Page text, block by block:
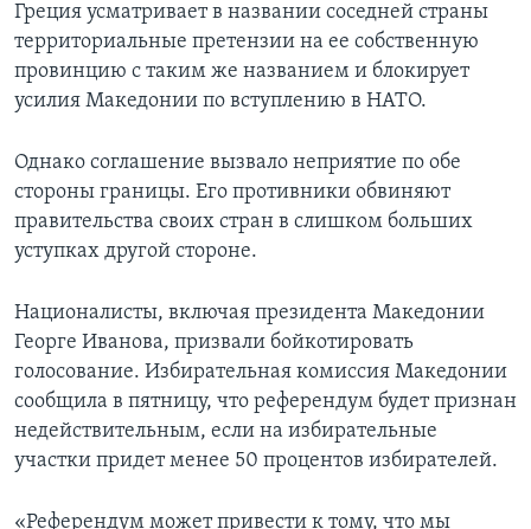
Греция усматривает в названии соседней страны
территориальные претензии на ее собственную
провинцию с таким же названием и блокирует
усилия Македонии по вступлению в НАТО.
Однако соглашение вызвало неприятие по обе
стороны границы. Его противники обвиняют
правительства своих стран в слишком больших
уступках другой стороне.
Националисты, включая президента Македонии
Георге Иванова, призвали бойкотировать
голосование. Избирательная комиссия Македонии
сообщила в пятницу, что референдум будет признан
недействительным, если на избирательные
участки придет менее 50 процентов избирателей.
«Референдум может привести к тому, что мы